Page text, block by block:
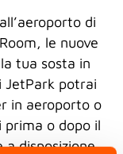
di
le nuove
tua sosta in
JetPark potrai
in aeroporto o
prima o dopo il
a disposizione